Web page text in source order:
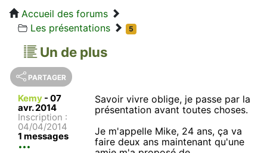
Accueil des forums
Les présentations
5
Un de plus
PARTAGER
Kemy - 07
avr. 2014
Inscription :
04/04/2014
1 messages
Savoir vivre oblige, je passe par la
présentation avant toutes choses.
Je m'appelle Mike, 24 ans, ça va
faire deux ans maintenant qu'une